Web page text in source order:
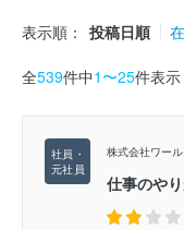
表示順： 投稿日順
全539件中1〜25件表示
株式会社ワー
仕事のや